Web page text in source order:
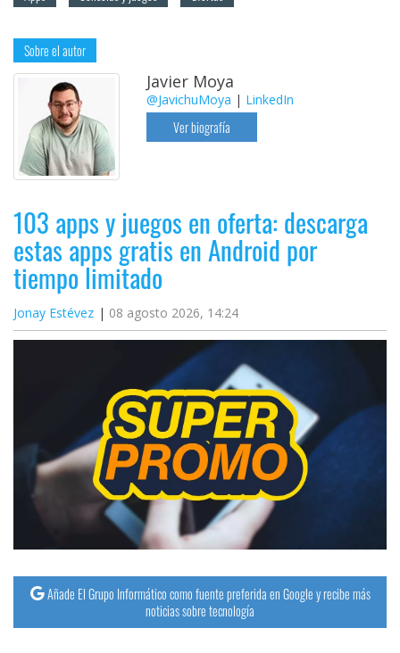
Sobre el autor
Javier Moya
@JavichuMoya | LinkedIn
Ver biografía
103 apps y juegos en oferta: descarga
estas apps gratis en Android por
tiempo limitado
Jonay Estévez 08 agosto 2026, 14:24
Añade El Grupo Informático como fuente preferida en Google y recibe más
noticias sobre tecnología